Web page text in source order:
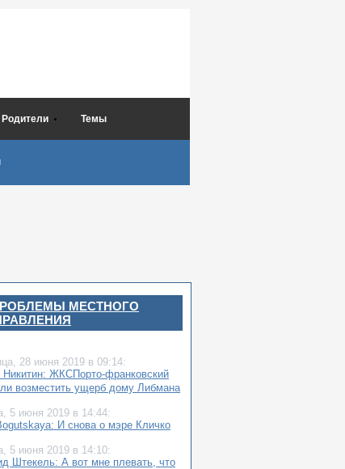
Родители Темы
МЕСТНОГО
28 июня 2019 в 09:14:
ЖКСПорто-франковский
возместить ущерб дому Либмана
5 июня 2019 в 14:44:
И снова о мэре Кличко
5 июня 2019 в 14:10:
Штекель: А вот мне плевать, что